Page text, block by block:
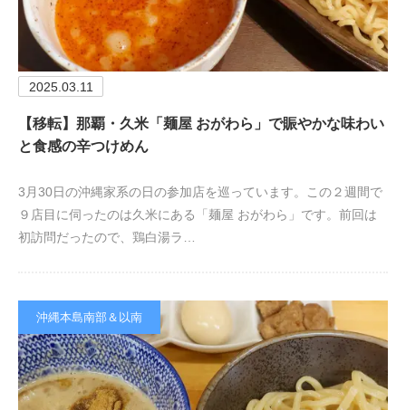
2025.03.11
【移転】那覇・久米「麺屋 おがわら」で賑やかな味わい
と食感の辛つけめん
3月30日の沖縄家系の日の参加店を巡っています。この２週間で
９店目に伺ったのは久米にある「麺屋 おがわら」です。前回は
初訪問だったので、鶏白湯ラ…
沖縄本島南部＆以南